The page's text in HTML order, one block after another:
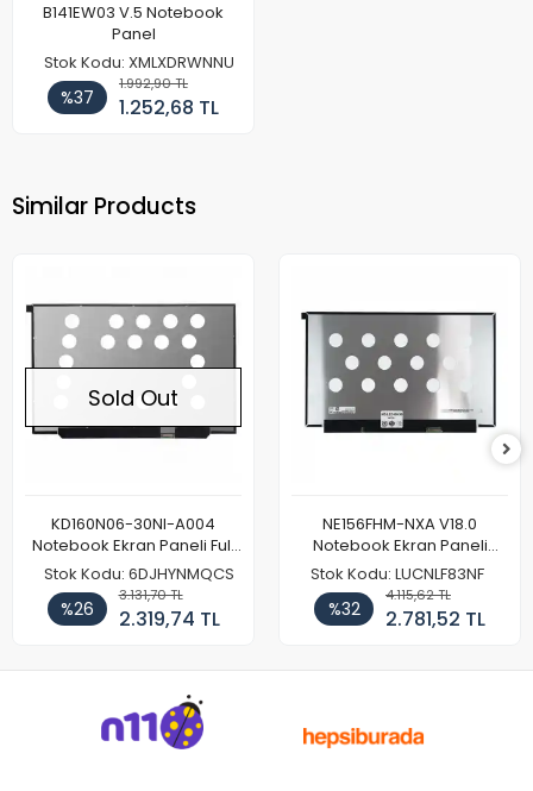
B141EW03 V.5 Notebook
Panel
Stok Kodu: XMLXDRWNNU
%37
1.992,90 TL
1.252,68 TL
Similar Products
Sold Out
KD160N06-30NI-A004
Notebook Ekran Paneli Full
HD
Stok Kodu: 6DJHYNMQCS
%26
3.131,70 TL
2.319,74 TL
NE156FHM-NXA V18.0
Notebook Ekran Paneli
144Hz
Stok Kodu: LUCNLF83NF
%32
4.115,62 TL
2.781,52 TL